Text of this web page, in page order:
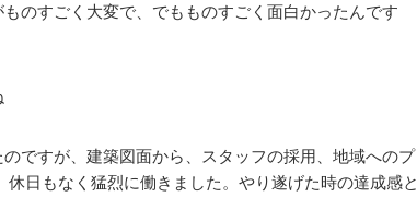
のすごく大変で、でもものすごく面白かったんです
ですが、建築図面から、スタッフの採用、地域へのプ
日もなく猛烈に働きました。やり遂げた時の達成感と